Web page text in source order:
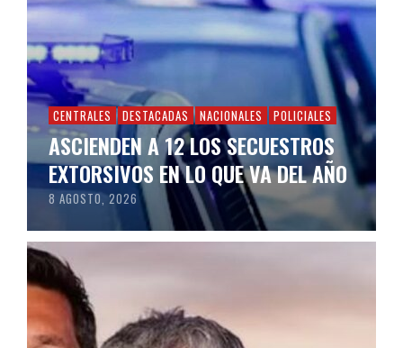
CENTRALES DESTACADAS NACIONALES POLICIALES
ASCIENDEN A 12 LOS SECUESTROS
EXTORSIVOS EN LO QUE VA DEL AÑO
8 AGOSTO, 2026